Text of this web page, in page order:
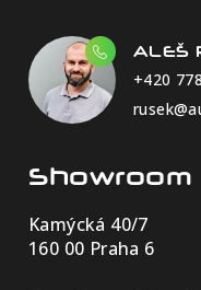
ALEŠ
+420
Kamýcká 40/7
160 00 Praha 6